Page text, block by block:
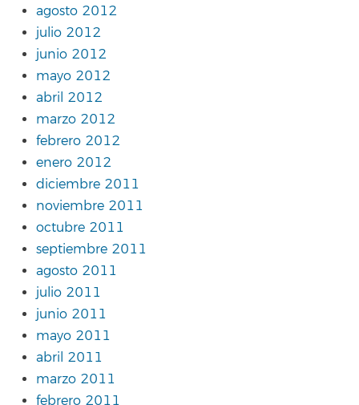
agosto 2012
julio 2012
junio 2012
mayo 2012
abril 2012
marzo 2012
febrero 2012
enero 2012
diciembre 2011
noviembre 2011
octubre 2011
septiembre 2011
agosto 2011
julio 2011
junio 2011
mayo 2011
abril 2011
marzo 2011
febrero 2011